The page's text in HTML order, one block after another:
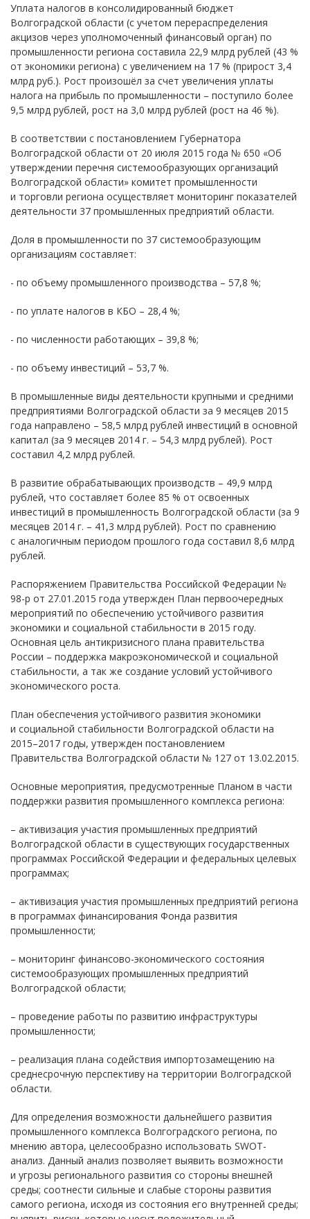
Уплата налогов в консолидированный бюджет
Волгоградской области (с учетом перераспределения
акцизов через уполномоченный финансовый орган) по
промышленности региона составила 22,9 млрд рублей (43 %
от экономики региона) с увеличением на 17 % (прирост 3,4
млрд руб.). Рост произошёл за счет увеличения уплаты
налога на прибыль по промышленности – поступило более
9,5 млрд рублей, рост на 3,0 млрд рублей (рост на 46 %).
В соответствии с постановлением Губернатора
Волгоградской области от 20 июля 2015 года № 650 «Об
утверждении перечня системообразующих организаций
Волгоградской области» комитет промышленности
и торговли региона осуществляет мониторинг показателей
деятельности 37 промышленных предприятий области.
Доля в промышленности по 37 системообразующим
организациям составляет:
- по объему промышленного производства – 57,8 %;
- по уплате налогов в КБО – 28,4 %;
- по численности работающих – 39,8 %;
- по объему инвестиций – 53,7 %.
В промышленные виды деятельности крупными и средними
предприятиями Волгоградской области за 9 месяцев 2015
года направлено – 58,5 млрд рублей инвестиций в основной
капитал (за 9 месяцев 2014 г. – 54,3 млрд рублей). Рост
составил 4,2 млрд рублей.
В развитие обрабатывающих производств – 49,9 млрд
рублей, что составляет более 85 % от освоенных
инвестиций в промышленность Волгоградской области (за 9
месяцев 2014 г. – 41,3 млрд рублей). Рост по сравнению
с аналогичным периодом прошлого года составил 8,6 млрд
рублей.
Распоряжением Правительства Российской Федерации №
98-р от 27.01.2015 года утвержден План первоочередных
мероприятий по обеспечению устойчивого развития
экономики и социальной стабильности в 2015 году.
Основная цель антикризисного плана правительства
России – поддержка макроэкономической и социальной
стабильности, а так же создание условий устойчивого
экономического роста.
План обеспечения устойчивого развития экономики
и социальной стабильности Волгоградской области на
2015–2017 годы, утвержден постановлением
Правительства Волгоградской области № 127 от 13.02.2015.
Основные мероприятия, предусмотренные Планом в части
поддержки развития промышленного комплекса региона:
– активизация участия промышленных предприятий
Волгоградской области в существующих государственных
программах Российской Федерации и федеральных целевых
программах;
– активизация участия промышленных предприятий региона
в программах финансирования Фонда развития
промышленности;
– мониторинг финансово-экономического состояния
системообразующих промышленных предприятий
Волгоградской области;
– проведение работы по развитию инфраструктуры
промышленности;
– реализация плана содействия импортозамещению на
среднесрочную перспективу на территории Волгоградской
области.
Для определения возможности дальнейшего развития
промышленного комплекса Волгоградского региона, по
мнению автора, целесообразно использовать SWOT-
анализ. Данный анализ позволяет выявить возможности
и угрозы регионального развития со стороны внешней
среды; соотнести сильные и слабые стороны развития
самого региона, исходя из состояния его внутренней среды;